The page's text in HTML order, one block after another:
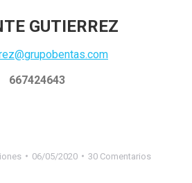
GUTIERREZ
667424643
06/05/2020 30 Comentarios